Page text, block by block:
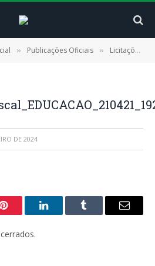
» Publicações Oficiais » Licitações
DE 2024
Pinterest LinkedInTumblr
E-